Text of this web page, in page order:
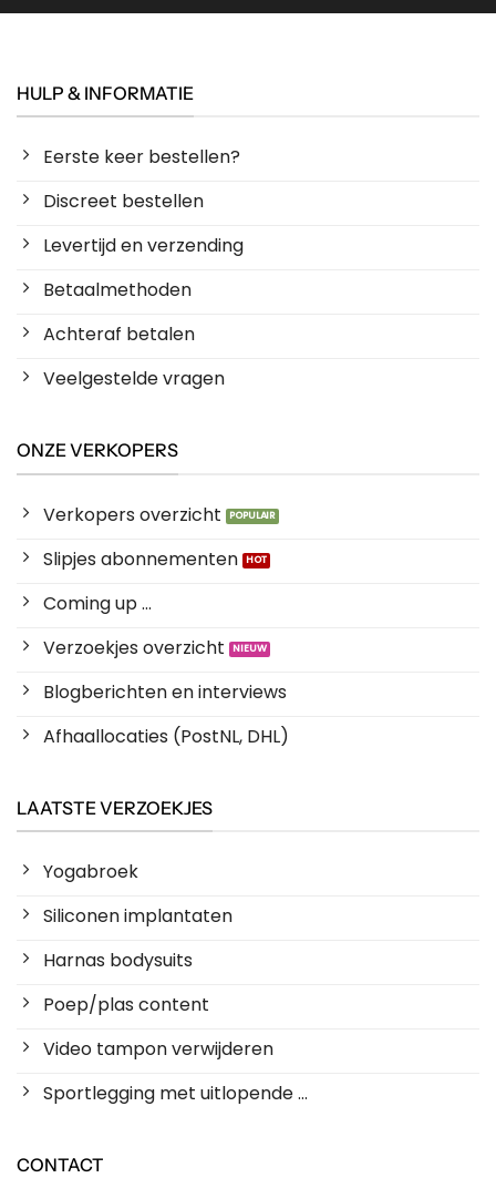
HULP & INFORMATIE
Eerste keer bestellen?
Discreet bestellen
Levertijd en verzending
Betaalmethoden
Achteraf betalen
Veelgestelde vragen
ONZE VERKOPERS
Verkopers overzicht
Slipjes abonnementen
Coming up ...
Verzoekjes overzicht
Blogberichten en interviews
Afhaallocaties (PostNL, DHL)
LAATSTE VERZOEKJES
Yogabroek
Siliconen implantaten
Harnas bodysuits
Poep/plas content
Video tampon verwijderen
Sportlegging met uitlopende ...
CONTACT